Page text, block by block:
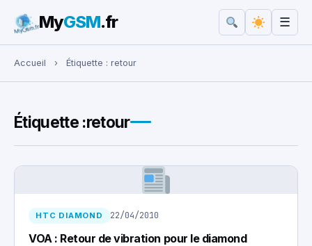
Rechercher :
MyGSM.fr ☰
Accueil › Étiquette : retour
Étiquette :retour
HTC DIAMOND 22/04/2010
VOA : Retour de vibration pour le diamond